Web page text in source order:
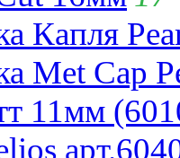
Капля
Met Cap
11мм